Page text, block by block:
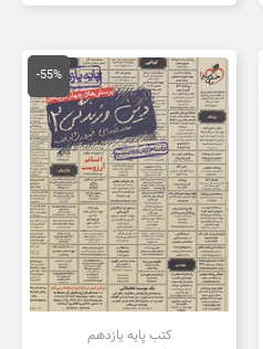
41,300 تومان
-55%
کتب پایه یازدهم
قیمت
اصلی
55,000 تومان
بود.
قیمت
فعلی
است.